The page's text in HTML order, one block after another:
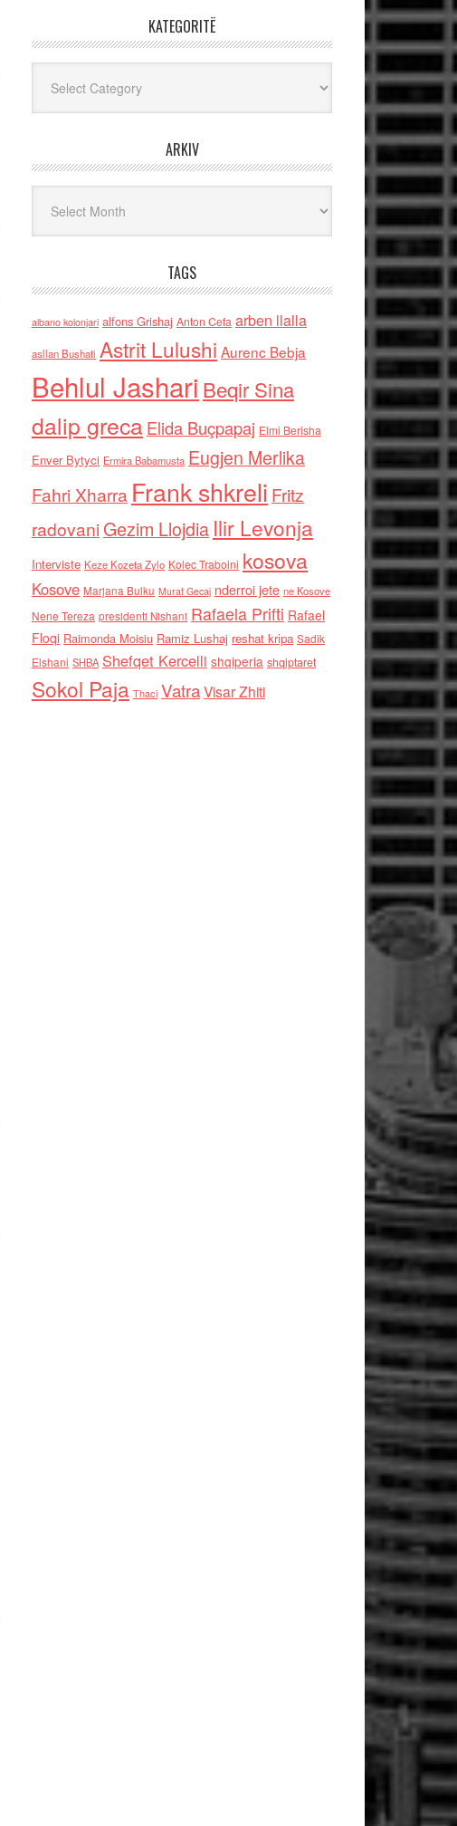
KATEGORITË
ARKIV
TAGS
albano kolonjari alfons Grishaj Anton Cefa arben llalla
asllan Bushati Astrit Lulushi Aurenc Bebja
Behlul Jashari Beqir Sina
dalip grecaElida Buçpapaj Elmi Berisha
Enver Bytyci Ermira Babamusta Eugjen Merlika
Fahri Xharra Frank shkreli Fritz
radovaniGezim Llojdia Ilir Levonja
Interviste Keze Kozeta Zylo Kolec Traboini kosova
Kosove Marjana Bulku Murat Gecaj nderroi jete ne Kosove
Nene Tereza presidenti Nishani Rafaela Prifti Rafael
Floqi Raimonda Moisiu Ramiz Lushaj reshat kripa Sadik
Elshani SHBA Shefqet Kercelli shqiperia shqiptaret
Sokol Paja Thaci VatraVisar Zhiti